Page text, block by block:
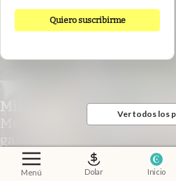
Menú Dolar Inicio
Quiero suscribirme
Ver todos los
Misiones
Escapada de
Meliá Iguazú presentó su
gastronómica
Luz De Sousa Quintas